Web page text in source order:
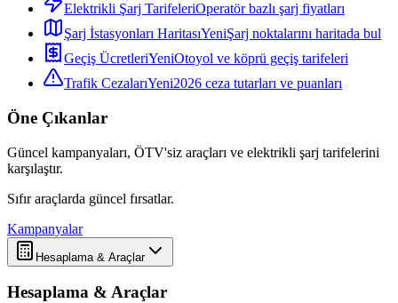
Elektrikli Şarj TarifeleriOperatör bazlı şarj fiyatları
Şarj İstasyonları HaritasıYeniŞarj noktalarını haritada bul
Geçiş ÜcretleriYeniOtoyol ve köprü geçiş tarifeleri
Trafik CezalarıYeni2026 ceza tutarları ve puanları
Öne Çıkanlar
Güncel kampanyaları, ÖTV'siz araçları ve elektrikli şarj tarifelerini
karşılaştır.
Sıfır araçlarda güncel fırsatlar.
Kampanyalar
Hesaplama & Araçlar
Hesaplama & Araçlar